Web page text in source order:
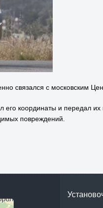
связался с московским
координаты и передал
повреждений.